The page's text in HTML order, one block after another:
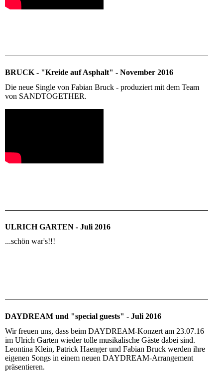
BRUCK - "Kreide auf Asphalt" - November 2016
Die neue Single von Fabian Bruck - produziert mit dem Team
von SANDTOGETHER.
ULRICH GARTEN - Juli 2016
...schön war's!!!
DAYDREAM und "special guests" - Juli 2016
Wir freuen uns, dass beim DAYDREAM-Konzert am 23.07.16
im Ulrich Garten wieder tolle musikalische Gäste dabei sind.
Leontina Klein, Patrick Haenger und Fabian Bruck werden ihre
eigenen Songs in einem neuen DAYDREAM-Arrangement
präsentieren.